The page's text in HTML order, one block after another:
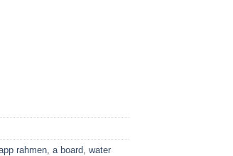
rahmen, a board, water